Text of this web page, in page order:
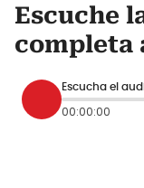
Escuche
completa
Escucha el
00:00:00